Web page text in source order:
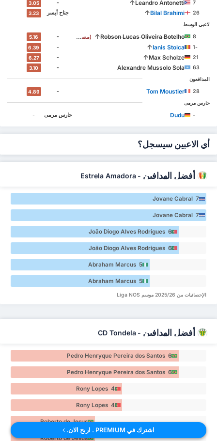
7
Leandro Antonetti
↑
-
3.05
26
Bilal Brahimi
↑ جناح أيسر 3.23
لاعبي الوسط
8
Robson Lucas Oliveira Botelho
↑ (مصاب) -
5.16
-1
Ianis Stoica
↑
-
6.39
21
Max Scholze
↑
-
6.27
63
Alexandre Mussolo Sola
-
3.10
المدافعون
28
Tom Moustier
-
4.89
حارس مرمى
-
Dudu حارس مرمى -
أي الاعبين سيسجل؟
أفضل الهدافين -
Estrela Amadora
Jovane Cabral 7
Jovane Cabral 7
João Diogo Alves Rodrigues 6
João Diogo Alves Rodrigues 6
Abraham Marcus 5
Abraham Marcus 5
الإحصائيات من 2025/26 موسم Liga NOS
أفضل الهدافين -
CD Tondela
Pedro Henryque Pereira dos Santos 6
Pedro Henryque Pereira dos Santos 6
Rony Lopes 4
Rony Lopes 4
Roberto de Jesus
Machado 3
Roberto de Jesus
اشترك في PREMIUM . اربح الان.